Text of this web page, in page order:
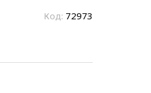
Код: 72973